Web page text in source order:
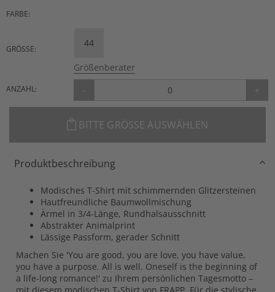
FARBE:
GRÖSSE:
44
Größenberater
ANZAHL: - +
BITTE GRÖSSE AUSWÄHLEN
Produktbeschreibung
Modisches T-Shirt mit schimmernden Glitzersteinen
Hautfreundliche Baumwollmischung
Ärmel in 3/4-Länge, Rundhalsausschnitt
Abstrakter Animalprint
Lässige Passform, gerader Schnitt
Machen Sie 'You are good, you are love, you have value,
you have a purpose. All is well. Oneself is the beginning of
a life-long romance!' zu Ihrem persönlichen Tagesmotto –